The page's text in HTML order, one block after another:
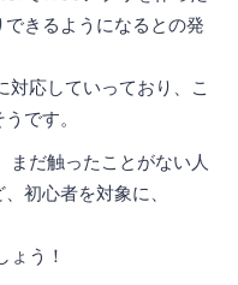
きるようになるとの発
応していっており、こ
です。
だ触ったことがない人
初心者を対象に、
う！